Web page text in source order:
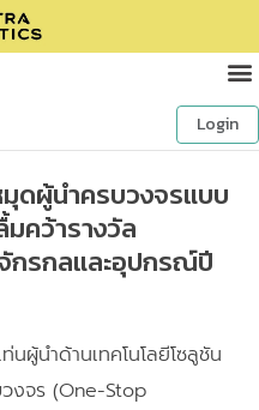
Login
ดผู้นำครบวงจรแบบ
คว้ารางวัล
กรกลและอุปกรณ์ปี
ผู้นำด้านเทคโนโลยีโซลูชัน
งจร (One-Stop